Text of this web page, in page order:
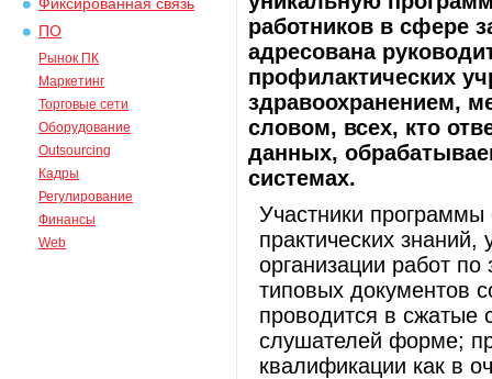
Фиксированная связь
ПО
Рынок ПК
Маркетинг
Торговые сети
Оборудование
Outsourcing
Кадры
Регулирование
Финансы
Web
работников в сфере
адресована
профилактических
здравоохранением,
словом, всех, кто
данных,
системах.
Участники
практических
организации работ
типовых документов
проводится в сжатые
слушателей форме;
квалификации как в